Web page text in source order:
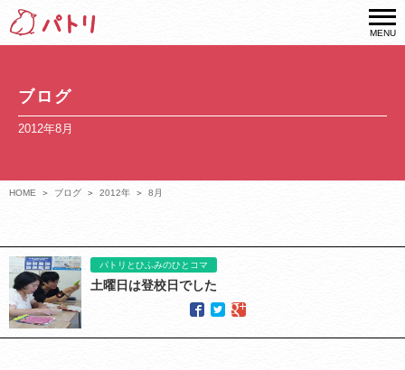
MENU
ブログ
2012年8月
HOME ブログ 2012年 8月
パトリとひふみのひとコマ
土曜日は登校日でした